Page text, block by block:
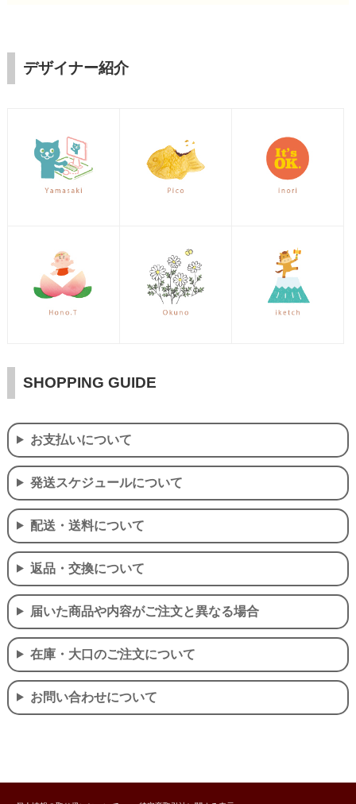
デザイナー紹介
SHOPPING GUIDE
お支払いについて
発送スケジュールについて
配送・送料について
返品・交換について
届いた商品や内容がご注文と異なる場合
在庫・大口のご注文について
お問い合わせについて